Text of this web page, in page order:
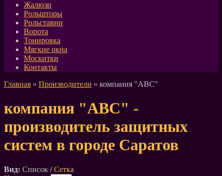
Жалюзи
Рольшторы
Рольставни
Ворота
Тонировка
Мягкие окна
Москитки
Контакты
Главная » Производители » компания "АВС"
компания "АВС" -
производитель защитных
систем в городе Саратов
Вид: Список / Сетка